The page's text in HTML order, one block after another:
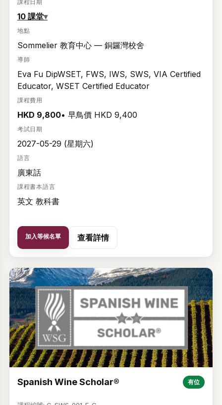
課程日期
10 課堂▾
地點
Sommelier 教育中心 — 銅鑼灣校舍
導師
Eva Fu DipWSET, FWS, IWS, SWS, VIA Certified
Educator, WSET Certified Educator
課程費用
HKD 9,800• 早鳥價 HKD 9,400
考試日期
2027-05-29 (星期六)
語言
廣東話
課程書本語言
英文 教科書
加入等候名單 查看詳情
Spanish Wine Scholar® 有位